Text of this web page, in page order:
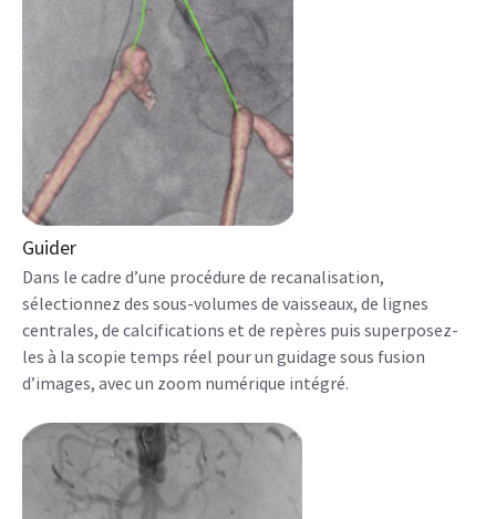
Guider
Dans le cadre d’une procédure de recanalisation,
sélectionnez des sous-volumes de vaisseaux, de lignes
centrales, de calcifications et de repères puis superposez-
les à la scopie temps réel pour un guidage sous fusion
d’images, avec un zoom numérique intégré.